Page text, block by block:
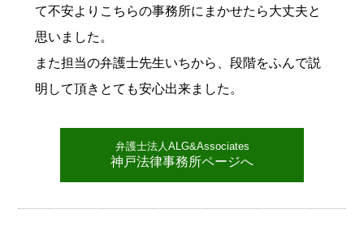
て不安よりこちらの事務所にまかせたら大丈夫と
思いました。
また担当の弁護士先生いちから、段階をふんで説
明して頂きとても安心出来ました。
弁護士法人ALG&Associates
神戸法律事務所ページへ